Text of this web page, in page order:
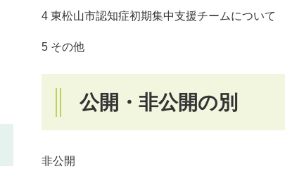
4 東松山市認知症初期集中支援チームについて
5 その他
公開・非公開の別
非公開